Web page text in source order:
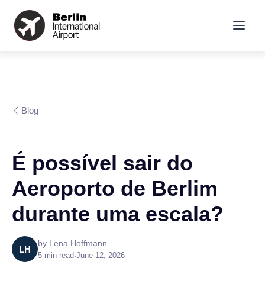
Blog
É possível sair do
Aeroporto de Berlim
durante uma escala?
LH
by Lena Hoffmann
5 min read•June 12, 2026